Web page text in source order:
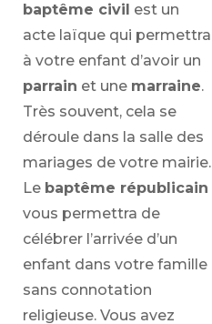
baptême civil est un
acte laïque qui permettra
à votre enfant d’avoir un
parrain et une marraine.
Très souvent, cela se
déroule dans la salle des
mariages de votre mairie.
Le baptême républicain
vous permettra de
célébrer l’arrivée d’un
enfant dans votre famille
sans connotation
religieuse. Vous avez